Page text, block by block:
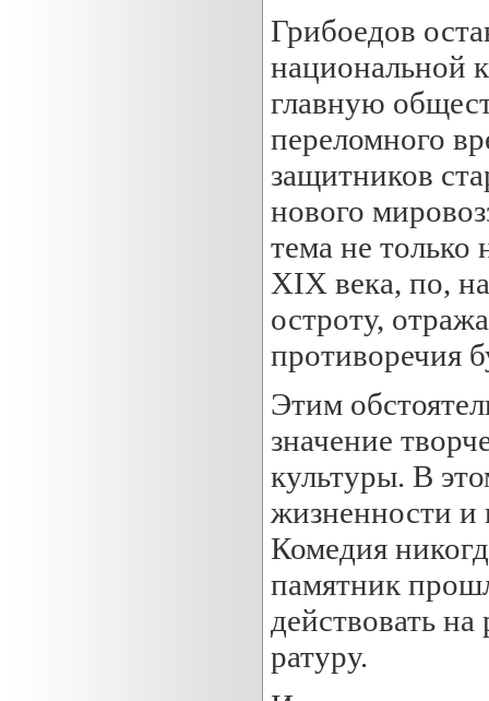
Грибоедов
национальной
главную
переломного
защитников
нового
тема не только
XIX века, по,
остроту,
противоречия
Этим
значение
культуры. В
жизненности и
Комедия
памятник
действовать
ратуру.